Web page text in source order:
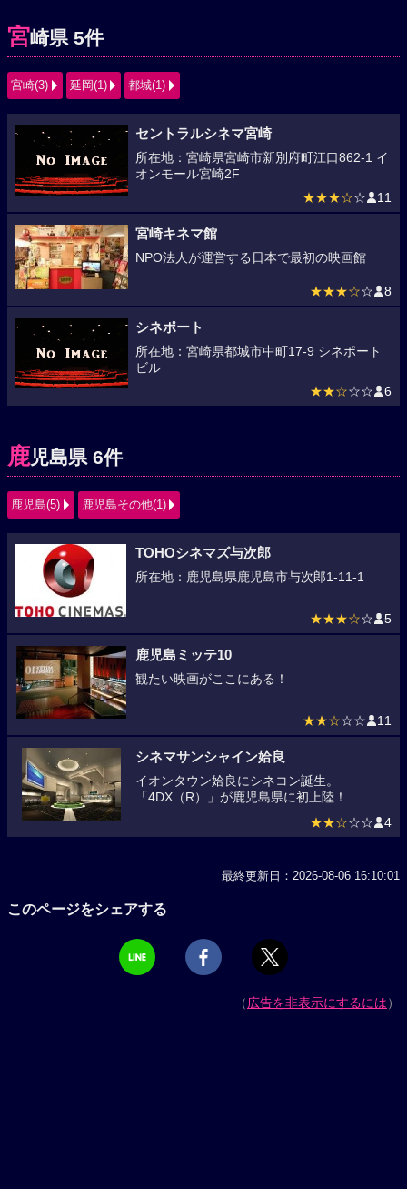
宮崎県 5件
宮崎(3) 延岡(1) 都城(1)
セントラルシネマ宮崎
所在地：宮崎県宮崎市新別府町江口862-1 イ
オンモール宮崎2F
★★★☆☆ 11
宮崎キネマ館
NPO法人が運営する日本で最初の映画館
★★★☆☆ 8
シネポート
所在地：宮崎県都城市中町17-9 シネポート
ビル
★★☆☆☆ 6
鹿児島県 6件
鹿児島(5) 鹿児島その他(1)
TOHOシネマズ与次郎
所在地：鹿児島県鹿児島市与次郎1-11-1
★★★☆☆ 5
鹿児島ミッテ10
観たい映画がここにある！
★★☆☆☆ 11
シネマサンシャイン姶良
イオンタウン姶良にシネコン誕生。
「4DX（R）」が鹿児島県に初上陸！
★★☆☆☆ 4
最終更新日：2026-08-06 16:10:01
このページをシェアする
（広告を非表示にするには）